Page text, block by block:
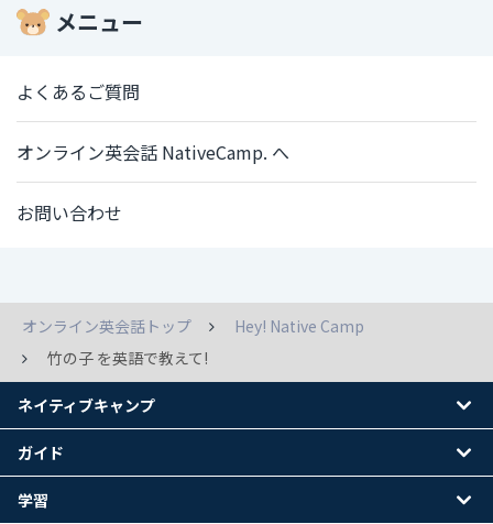
メニュー
よくあるご質問
オンライン英会話 NativeCamp. へ
お問い合わせ
オンライン英会話トップ
Hey! Native Camp
竹の子 を英語で教えて!
ネイティブキャンプ
ガイド
学習